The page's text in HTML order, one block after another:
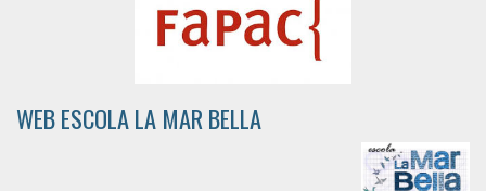
WEB ESCOLA LA MAR BELLA